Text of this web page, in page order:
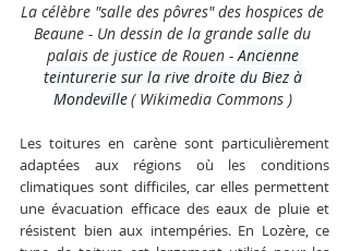
La célèbre "salle des pôvres" des hospices de
Beaune - Un dessin de la grande salle du
palais de justice de Rouen - Ancienne
teinturerie sur la rive droite du Biez à
Mondeville( Wikimedia Commons )
Les toitures en carène sont particulièrement
adaptées aux régions où les conditions
climatiques sont difficiles, car elles permettent
une évacuation efficace des eaux de pluie et
résistent bien aux intempéries. En Lozère, ce